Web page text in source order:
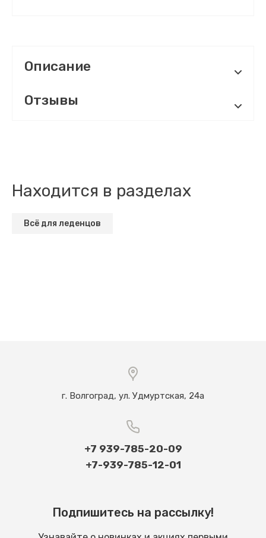
Описание
Отзывы
Находится в разделах
Всё для леденцов
г. Волгоград, ул. Удмуртская, 24а
+7 939-785-20-09
+7-939-785-12-01
Подпишитесь на рассылку!